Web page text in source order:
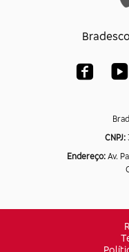
CNPJ:
Endereço: Av.